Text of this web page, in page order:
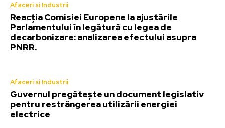
Afaceri si Industrii
Reacția Comisiei Europene la ajustările
Parlamentului în legătură cu legea de
decarbonizare: analizarea efectului asupra
PNRR.
Afaceri si Industrii
Guvernul pregătește un document legislativ
pentru restrângerea utilizării energiei
electrice